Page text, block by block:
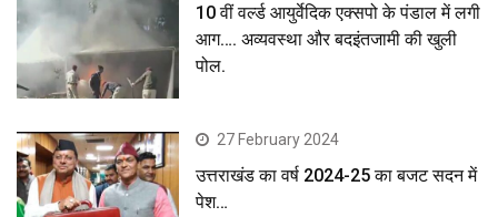
10 वीं वर्ल्ड आयुर्वेदिक एक्सपो के पंडाल में लगी
आग…. अव्यवस्था और बदइंतजामी की खुली
पोल.
27 February 2024
उत्तराखंड का वर्ष 2024-25 का बजट सदन में
पेश…